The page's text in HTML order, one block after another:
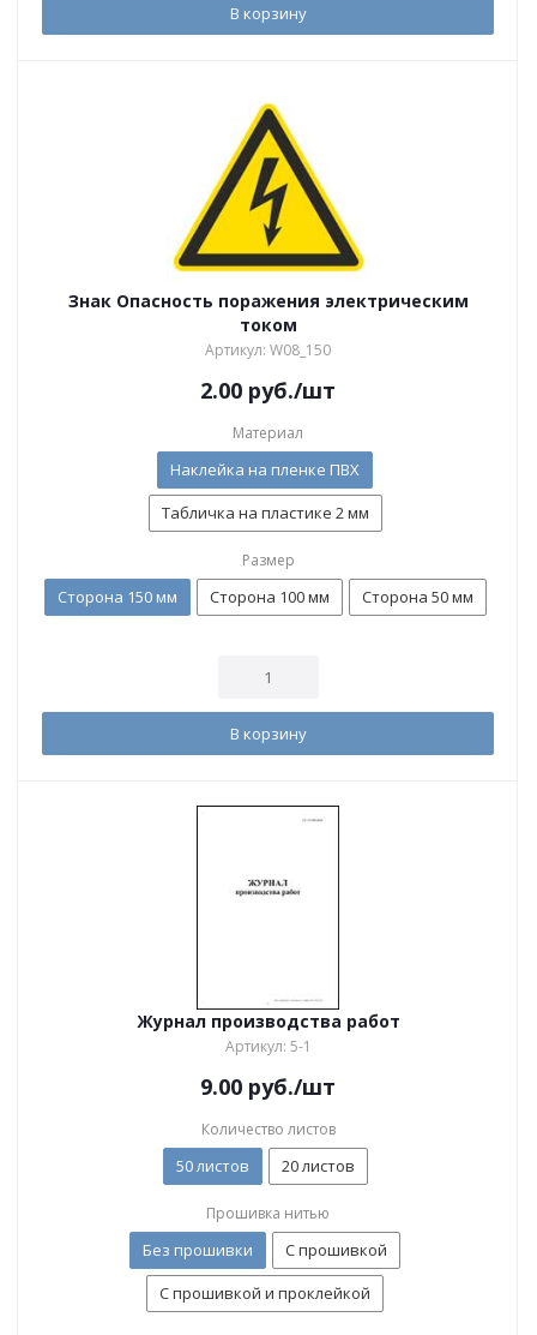
В корзину
Знак Опасность поражения электрическим
током
Артикул: W08_150
2.00 руб./шт
Материал
Наклейка на пленке ПВХ
Табличка на пластике 2 мм
Размер
Сторона 150 мм Сторона 100 мм Сторона 50 мм
В корзину
Журнал производства работ
Артикул: 5-1
9.00 руб./шт
Количество листов
50 листов 20 листов
Прошивка нитью
Без прошивки
С прошивкой
С прошивкой и проклейкой